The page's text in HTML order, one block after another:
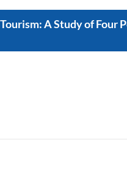
A Study of Four